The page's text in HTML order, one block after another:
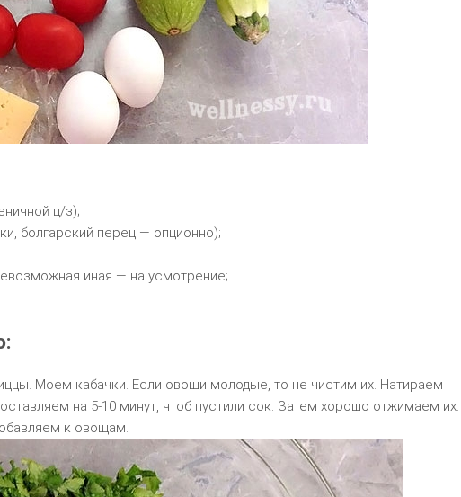
ц/з);
болгарский перец — опционно);
иная — на усмотрение;
Моем кабачки. Если овощи молодые, то не чистим их. Натираем
на 5-10 минут, чтоб пустили сок. Затем хорошо отжимаем их.
к овощам.